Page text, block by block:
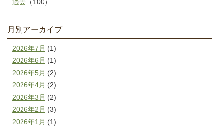
過去 （100）
月別アーカイブ
2026年7月 (1)
2026年6月 (1)
2026年5月 (2)
2026年4月 (2)
2026年3月 (2)
2026年2月 (3)
2026年1月 (1)